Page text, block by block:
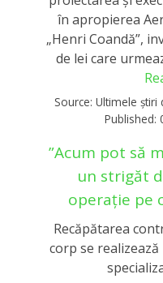
în apropierea
„Henri Coandă”,
de lei care
Source: Ultimele știri
Published:
”Acum pot să
un strigăt
operație pe
Recăpătarea
corp se